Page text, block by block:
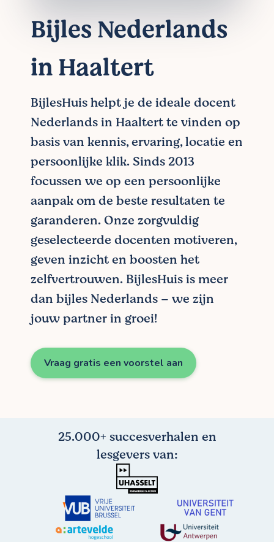
Bijles Nederlands
in Haaltert
BijlesHuis helpt je de ideale docent
Nederlands in Haaltert te vinden op
basis van kennis, ervaring, locatie en
persoonlijke klik. Sinds 2013
focussen we op een persoonlijke
aanpak om de beste resultaten te
garanderen. Onze zorgvuldig
geselecteerde docenten motiveren,
geven inzicht en boosten het
zelfvertrouwen. BijlesHuis is meer
dan bijles Nederlands – we zijn
jouw partner in groei!
Vraag gratis een voorstel aan
25.000+ succesverhalen en
lesgevers van: